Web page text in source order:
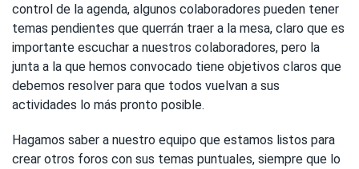
control de la agenda, algunos colaboradores pueden tener
temas pendientes que querrán traer a la mesa, claro que es
importante escuchar a nuestros colaboradores, pero la
junta a la que hemos convocado tiene objetivos claros que
debemos resolver para que todos vuelvan a sus
actividades lo más pronto posible.
Hagamos saber a nuestro equipo que estamos listos para
crear otros foros con sus temas puntuales, siempre que lo